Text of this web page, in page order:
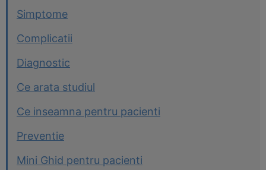
Simptome
Complicatii
Diagnostic
Ce arata studiul
Ce inseamna pentru pacienti
Preventie
Mini Ghid pentru pacienti